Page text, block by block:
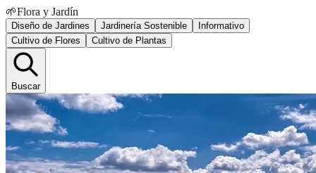
🌱Flora y Jardín
Diseño de Jardines Jardinería Sostenible
Informativo
Cultivo de Flores
Cultivo de Plantas
Buscar